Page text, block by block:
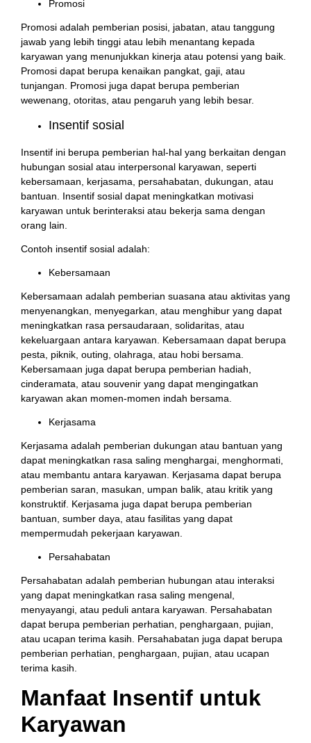
Promosi
Promosi adalah pemberian posisi, jabatan, atau tanggung
jawab yang lebih tinggi atau lebih menantang kepada
karyawan yang menunjukkan kinerja atau potensi yang baik.
Promosi dapat berupa kenaikan pangkat, gaji, atau
tunjangan. Promosi juga dapat berupa pemberian
wewenang, otoritas, atau pengaruh yang lebih besar.
Insentif sosial
Insentif ini berupa pemberian hal-hal yang berkaitan dengan
hubungan sosial atau interpersonal karyawan, seperti
kebersamaan, kerjasama, persahabatan, dukungan, atau
bantuan. Insentif sosial dapat meningkatkan motivasi
karyawan untuk berinteraksi atau bekerja sama dengan
orang lain.
Contoh insentif sosial adalah:
Kebersamaan
Kebersamaan adalah pemberian suasana atau aktivitas yang
menyenangkan, menyegarkan, atau menghibur yang dapat
meningkatkan rasa persaudaraan, solidaritas, atau
kekeluargaan antara karyawan. Kebersamaan dapat berupa
pesta, piknik, outing, olahraga, atau hobi bersama.
Kebersamaan juga dapat berupa pemberian hadiah,
cinderamata, atau souvenir yang dapat mengingatkan
karyawan akan momen-momen indah bersama.
Kerjasama
Kerjasama adalah pemberian dukungan atau bantuan yang
dapat meningkatkan rasa saling menghargai, menghormati,
atau membantu antara karyawan. Kerjasama dapat berupa
pemberian saran, masukan, umpan balik, atau kritik yang
konstruktif. Kerjasama juga dapat berupa pemberian
bantuan, sumber daya, atau fasilitas yang dapat
mempermudah pekerjaan karyawan.
Persahabatan
Persahabatan adalah pemberian hubungan atau interaksi
yang dapat meningkatkan rasa saling mengenal,
menyayangi, atau peduli antara karyawan. Persahabatan
dapat berupa pemberian perhatian, penghargaan, pujian,
atau ucapan terima kasih. Persahabatan juga dapat berupa
pemberian perhatian, penghargaan, pujian, atau ucapan
terima kasih.
Manfaat Insentif untuk
Karyawan